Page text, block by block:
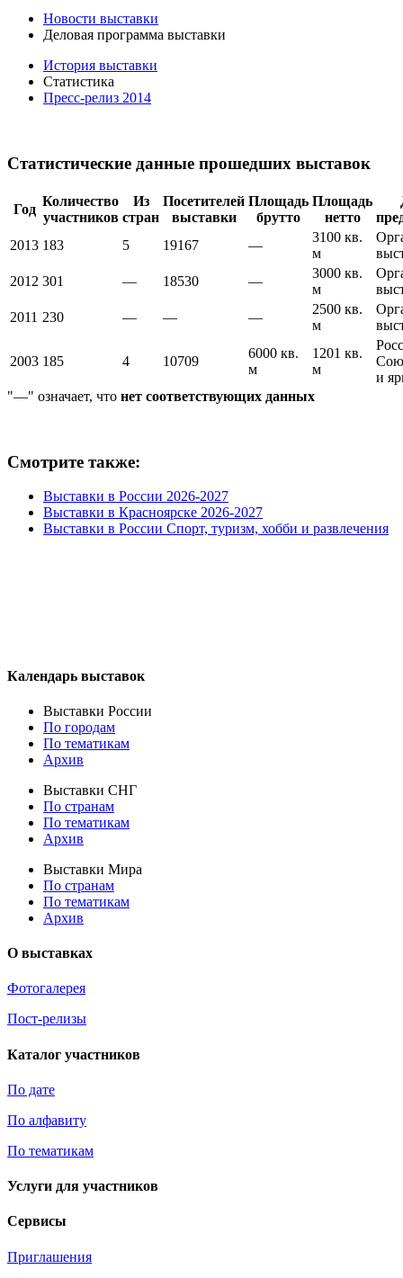
Новости выставки
Деловая программа выставки
История выставки
Статистика
Пресс-релиз 2014
Статистические данные прошедших выставок
Год
Количество
участников
Из
стран
Посетителей
выставки
Площадь
брутто
Площадь
нетто
2013 183 5 19167 —
3100 кв.
м
2012 301 — 18530 —
3000 кв.
м
2011 230 — — —
2500 кв.
м
2003 185 4 10709
6000 кв.
м
1201 кв.
м
и
"—" означает, что нет соответствующих данных
Смотрите также:
Выставки в России 2026-2027
Выставки в Красноярске 2026-2027
Выставки в России Спорт, туризм, хобби и развлечения
Календарь выставок
Выставки России
По городам
По тематикам
Архив
Выставки СНГ
По странам
По тематикам
Архив
Выставки Мира
По странам
По тематикам
Архив
О выставках
Фотогалерея
Пост-релизы
Каталог участников
По дате
По алфавиту
По тематикам
Услуги для участников
Сервисы
Приглашения